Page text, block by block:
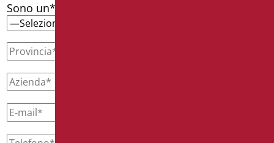
Sono un*